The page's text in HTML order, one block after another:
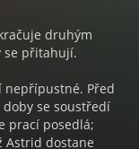
druhým
se přitahují.
nepřípustné. Před
doby se soustředí
prací posedlá;
Astrid dostane